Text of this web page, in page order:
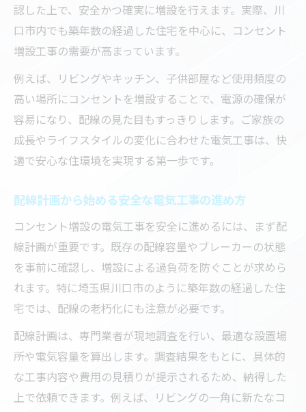
認した上で、安全かつ確実に増設を行えます。実際、川
口市内でも築年数の経過した住宅を中心に、コンセント
増設工事の需要が高まっています。
例えば、リビングやキッチン、子供部屋など使用頻度の
高い場所にコンセントを増設することで、電源の確保が
容易になり、配線の見た目もすっきりします。ご家族の
成長やライフスタイルの変化に合わせた電気工事は、快
適で安心な住環境を実現する第一歩です。
配線計画から始める安全な電気工事の進め方
コンセント増設の電気工事を安全に進めるには、まず配
線計画が重要です。既存の配線容量やブレーカーの状態
を事前に確認し、増設による過負荷を防ぐことが求めら
れます。特に埼玉県川口市のように築年数の経過した住
宅では、配線の老朽化にも注意が必要です。
配線計画は、専門業者が現地調査を行い、最適な設置場
所や電気容量を算出します。調査結果をもとに、具体的
な工事内容や費用の見積りが提示されるため、納得した
上で依頼できます。例えば、リビングの一角に新たなコ